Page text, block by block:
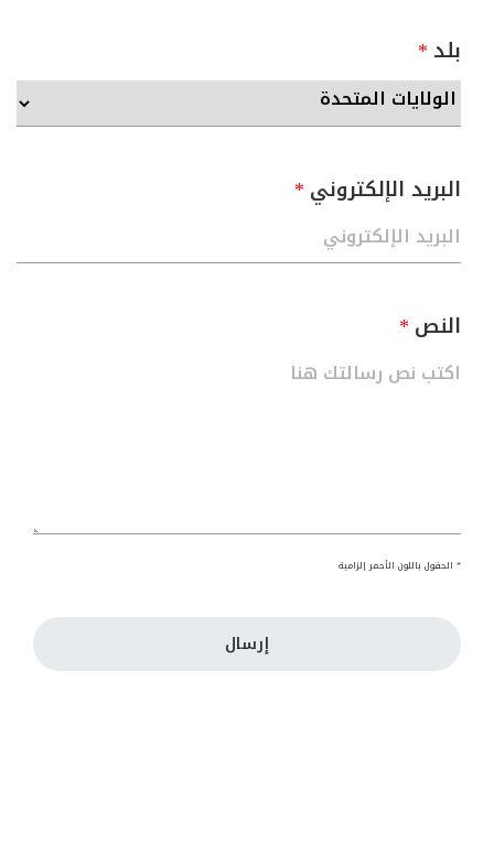
بلد
البريد الإلكتروني
النص
* الحقول باللون الأحمر إلزامية
إرسال